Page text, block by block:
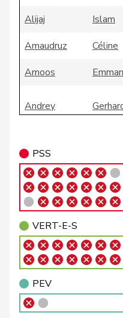
Alijaj
Islam
Amaudruz
Céline
Amoos
Andrey
Badertscher
Badran
Bally
Maya
Balmer
Barandun
Nicole
Baumann Kilian
PSS
VERT-E-S
PEV